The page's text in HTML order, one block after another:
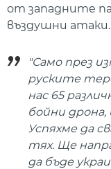
от западните
въздушни атаки.
"Само през
руските
нас 65
бойни
Успяхме да
тях. Ще
да бъде